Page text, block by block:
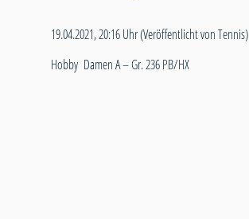
19.04.2021, 20:16 Uhr(Veröffentlicht von Tennis)
Hobby Damen A – Gr. 236 PB/HX